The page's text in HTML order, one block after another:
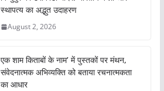
स्थापत्य का अद्भुत उदाहरण
August 2, 2026
एक शाम किताबों के नाम’ में पुस्तकों पर मंथन,
संवेदनात्मक अभिव्यक्ति को बताया रचनात्मकता
का आधार